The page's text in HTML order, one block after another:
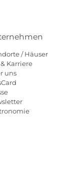
/ Häuser
Karriere
uns